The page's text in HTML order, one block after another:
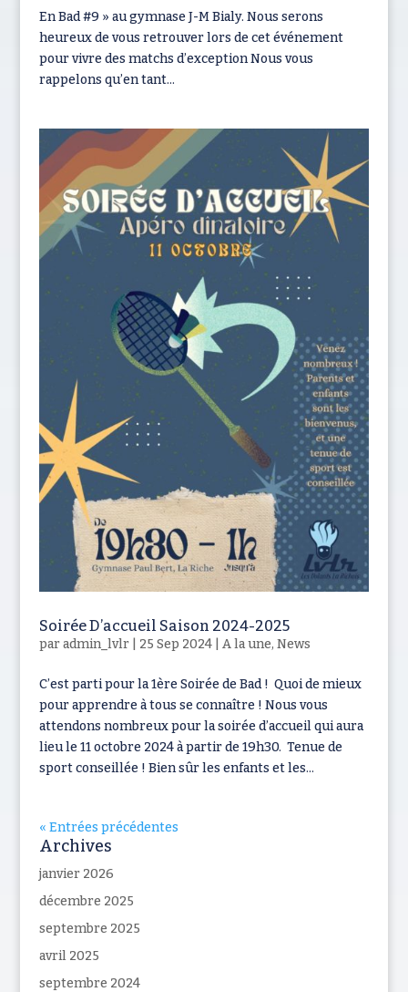
En Bad #9 » au gymnase J-M Bialy. Nous serons
heureux de vous retrouver lors de cet événement
pour vivre des matchs d’exception Nous vous
rappelons qu’en tant...
Soirée D’accueil Saison 2024-2025
paradmin_lvlr| 25 Sep 2024| A la une, News
C’est parti pour la 1ère Soirée de Bad ! Quoi de mieux
pour apprendre à tous se connaître ! Nous vous
attendons nombreux pour la soirée d’accueil qui aura
lieu le 11 octobre 2024 à partir de 19h30. Tenue de
sport conseillée ! Bien sûr les enfants et les...
« Entrées précédentes
Archives
janvier 2026
décembre 2025
septembre 2025
avril 2025
septembre 2024